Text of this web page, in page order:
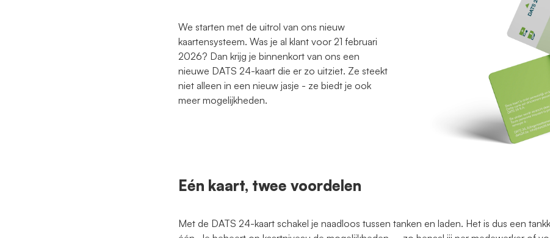
We starten met de uitrol van ons nieuw
kaartensysteem. Was je al klant voor 21 februari
2026? Dan krijg je binnenkort van ons een
nieuwe DATS 24-kaart die er zo uitziet. Ze steekt
niet alleen in een nieuw jasje - ze biedt je ook
meer mogelijkheden.
Eén kaart, twee voordelen
Met de DATS 24-kaart schakel je naadloos tussen tanken en laden. Het is dus een